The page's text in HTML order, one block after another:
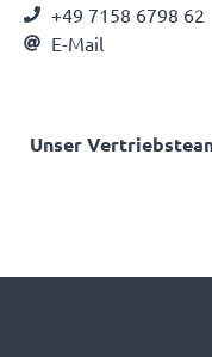
+49 7158 6798 62
E-Mail
Unser